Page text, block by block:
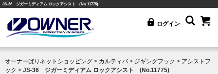
JS-36 ジガーミディアム ロックアシスト (No.11775)
ログイン
オーナーばりネットショッピング > カルティバ> ジギングフック > アシストフ
ック > JS-36 ジガーミディアム ロックアシスト (No.11775)